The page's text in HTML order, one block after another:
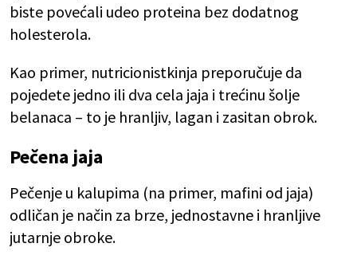
biste povećali udeo proteina bez dodatnog
holesterola.
Kao primer, nutricionistkinja preporučuje da
pojedete jedno ili dva cela jaja i trećinu šolje
belanaca – to je hranljiv, lagan i zasitan obrok.
Pečena jaja
Pečenje u kalupima (na primer, mafini od jaja)
odličan je način za brze, jednostavne i hranljive
jutarnje obroke.